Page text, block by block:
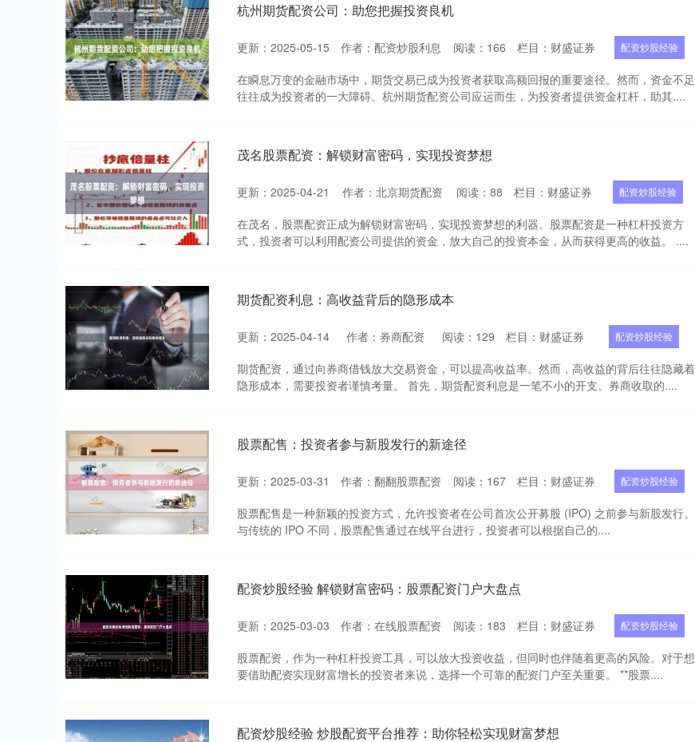
杭州期货配资公司：助您把握投资良机
更新：2025-05-15 作者：配资炒股利息 阅读： 166 栏目： 财盛证券 配资炒股经验
在瞬息万变的金融市场中，期货交易已成为投资者获取高额回报的重要途径。然而，资金不足
往往成为投资者的一大障碍。杭州期货配资公司应运而生，为投资者提供资金杠杆，助其....
茂名股票配资：解锁财富密码，实现投资梦想
更新：2025-04-21 作者：北京期货配资 阅读： 88 栏目： 财盛证券 配资炒股经验
在茂名，股票配资正成为解锁财富密码，实现投资梦想的利器。股票配资是一种杠杆投资方
式，投资者可以利用配资公司提供的资金，放大自己的投资本金，从而获得更高的收益。 ....
期货配资利息：高收益背后的隐形成本
更新：2025-04-14 作者：券商配资 阅读： 129 栏目： 财盛证券 配资炒股经验
期货配资，通过向券商借钱放大交易资金，可以提高收益率。然而，高收益的背后往往隐藏着
隐形成本，需要投资者谨慎考量。 首先，期货配资利息是一笔不小的开支。券商收取的....
股票配售：投资者参与新股发行的新途径
更新：2025-03-31 作者：翻翻股票配资 阅读： 167 栏目： 财盛证券 配资炒股经验
股票配售是一种新颖的投资方式，允许投资者在公司首次公开募股 (IPO) 之前参与新股发行。
与传统的 IPO 不同，股票配售通过在线平台进行，投资者可以根据自己的....
配资炒股经验 解锁财富密码：股票配资门户大盘点
更新：2025-03-03 作者：在线股票配资 阅读： 183 栏目： 财盛证券 配资炒股经验
股票配资，作为一种杠杆投资工具，可以放大投资收益，但同时也伴随着更高的风险。对于想
要借助配资实现财富增长的投资者来说，选择一个可靠的配资门户至关重要。 **股票....
配资炒股经验 炒股配资平台推荐：助你轻松实现财富梦想